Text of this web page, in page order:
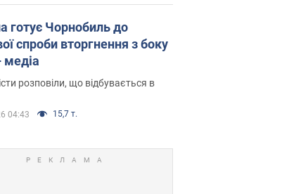
готує Чорнобиль до
спроби вторгнення з боку
медіа
розповіли, що відбувається в
04:43 15,7 т.